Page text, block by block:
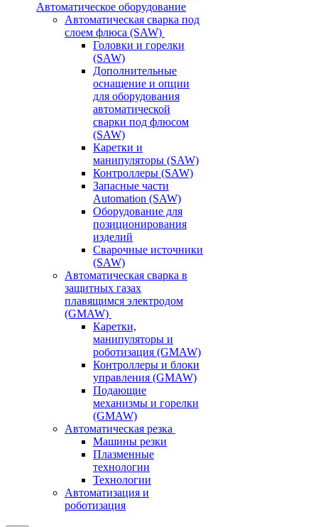
Автоматическое оборудование
Автоматическая сварка под
слоем флюса (SAW)
Головки и горелки
(SAW)
Дополнительные
оснащение и опции
для оборудования
автоматической
сварки под флюсом
(SAW)
Каретки и
манипуляторы (SAW)
Контроллеры (SAW)
Запасные части
Automation (SAW)
Оборудование для
позиционирования
изделий
Сварочные источники
(SAW)
Автоматическая сварка в
защитных газах
плавящимся электродом
(GMAW)
Каретки,
манипуляторы и
роботизация (GMAW)
Контроллеры и блоки
управления (GMAW)
Подающие
механизмы и горелки
(GMAW)
Автоматическая резка
Машины резки
Плазменные
технологии
Технологии
Автоматизация и
роботизация